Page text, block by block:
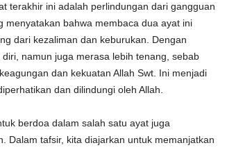
terakhir ini adalah perlindungan dari gangguan
menyatakan bahwa membaca dua ayat ini
dari kezaliman dan keburukan. Dengan
namun juga merasa lebih tenang, sebab
dan kekuatan Allah Swt. Ini menjadi
dan dilindungi oleh Allah.
berdoa dalam salah satu ayat juga
Dalam tafsir, kita diajarkan untuk memanjatkan